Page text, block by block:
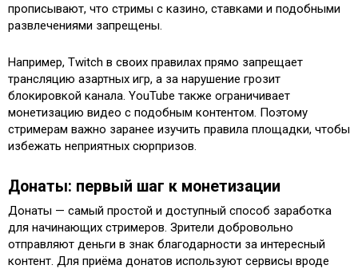
прописывают, что стримы с казино, ставками и подобными
развлечениями запрещены.
Например, Twitch в своих правилах прямо запрещает
трансляцию азартных игр, а за нарушение грозит
блокировкой канала. YouTube также ограничивает
монетизацию видео с подобным контентом. Поэтому
стримерам важно заранее изучить правила площадки, чтобы
избежать неприятных сюрпризов.
Донаты: первый шаг к монетизации
Донаты — самый простой и доступный способ заработка
для начинающих стримеров. Зрители добровольно
отправляют деньги в знак благодарности за интересный
контент. Для приёма донатов используют сервисы вроде